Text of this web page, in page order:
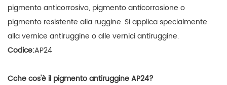
pigmento anticorrosivo, pigmento anticorrosione o
pigmento resistente alla ruggine. Si applica specialmente
alla vernice antiruggine o alle vernici antiruggine.
Codice:AP24
Cche cos'è il pigmento antiruggine AP24?